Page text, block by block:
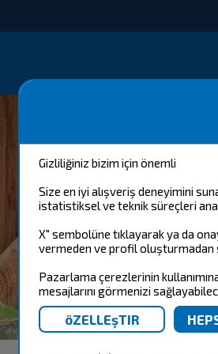
Gizliliğiniz bizim için önemli
Size en iyi alışveriş deneyimini
istatistiksel ve teknik süreçleri
X" sembolüne tıklayarak ya da
vermeden ve profil oluşturmadan
Pazarlama çerezlerinin
mesajlarını görmenizi
N&D